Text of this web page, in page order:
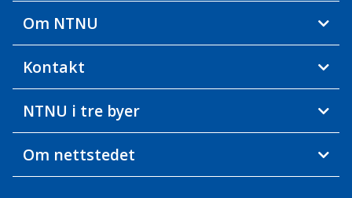
Om NTNU
Kontakt
NTNU i tre byer
Om nettstedet